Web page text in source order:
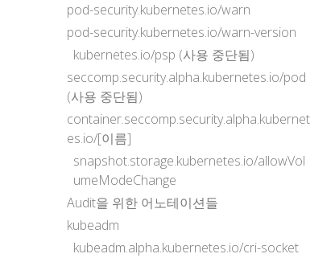
pod-security.kubernetes.io/warn
pod-security.kubernetes.io/warn-version
kubernetes.io/psp (사용 중단됨)
seccomp.security.alpha.kubernetes.io/pod
(사용 중단됨)
container.seccomp.security.alpha.kubernet
es.io/[이름]
snapshot.storage.kubernetes.io/allowVol
umeModeChange
Audit을 위한 어노테이션들
kubeadm
kubeadm.alpha.kubernetes.io/cri-socket